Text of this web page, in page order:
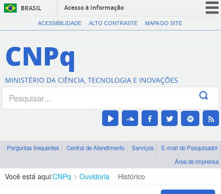
BRASIL
Acesso à informação
CORONAVÍRUS (COVID-19)
Canais
ACESSIBILIDADE ALTO CONTRASTE MAPA DO SITE
CNPq
MINISTÉRIO DA CIÊNCIA, TECNOLOGIA E INOVAÇÕES
Perguntas frequentes Central de Atendimento Serviços
E-mail do Pesquisador
Área de imprensa
Você está aqui:CNPq Ouvidoria Histórico